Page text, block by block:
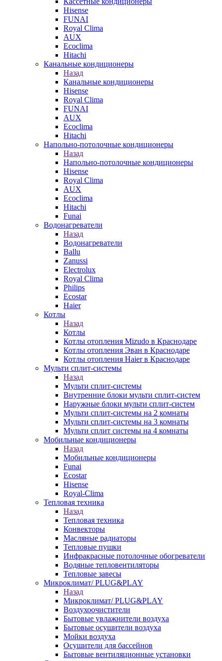
Hisense
FUNAI
Royal Clima
AUX
Ecoclima
Hitachi
Канальные кондиционеры
Назад
Канальные кондиционеры
Hisense
Royal Clima
FUNAI
AUX
Ecoclima
Hitachi
Напольно-потолочные кондиционеры
Назад
Напольно-потолочные кондиционеры
Hisense
Royal Clima
AUX
Ecoclima
Hitachi
Funai
Водонагреватели
Назад
Водонагреватели
Ballu
Zanussi
Electrolux
Royal Clima
Philips
Ecostar
Haier
Котлы
Назад
Котлы
Котлы отопления Mizudo в Краснодаре
Котлы отопления Эван в Краснодаре
Котлы отопления Haier в Краснодаре
Мульти сплит-системы
Назад
Мульти сплит-системы
Внутренние блоки мульти сплит-систем
Наружные блоки мульти сплит-систем
Мульти сплит-системы на 2 комнаты
Мульти сплит-системы на 3 комнаты
Мульти сплит системы на 4 комнаты
Мобильные кондиционеры
Назад
Мобильные кондиционеры
Funai
Ecostar
Hisense
Royal-Clima
Тепловая техника
Назад
Тепловая техника
Конвекторы
Масляные радиаторы
Тепловые пушки
Инфракрасные потолочные обогреватели
Водяные тепловентиляторы
Тепловые завесы
Микроклимат/ PLUG&PLAY
Назад
Микроклимат/ PLUG&PLAY
Воздухоочистители
Бытовые увлажнители воздуха
Бытовые осушители воздуха
Мойки воздуха
Осушители для бассейнов
Бытовые вентиляционные установки